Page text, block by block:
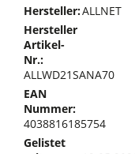
Hersteller:ALLNET
Hersteller
Artikel-
Nr.:
ALLWD21SANA70
EAN
Nummer:
4038816185754
Gelistet